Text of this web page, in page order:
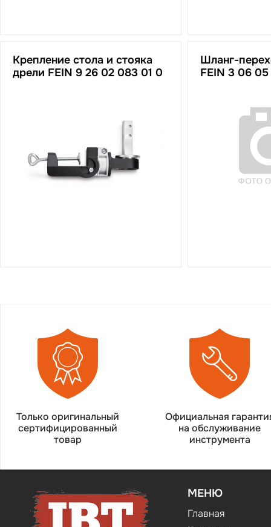
Крепление стола и стояка
дрели FEIN 9 26 02 083 01 0
Шланг-
FEIN 3 06
Только оригинальный
сертифицированный
товар
Официальная
на обслуживание
инструмента
МЕНЮ
Главная